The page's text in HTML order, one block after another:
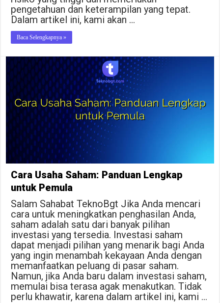
pengetahuan dan keterampilan yang tepat.
Dalam artikel ini, kami akan …
Baca Selengkapnya »
Cara Usaha Saham: Panduan Lengkap
untuk Pemula
Salam Sahabat TeknoBgt Jika Anda mencari
cara untuk meningkatkan penghasilan Anda,
saham adalah satu dari banyak pilihan
investasi yang tersedia. Investasi saham
dapat menjadi pilihan yang menarik bagi Anda
yang ingin menambah kekayaan Anda dengan
memanfaatkan peluang di pasar saham.
Namun, jika Anda baru dalam investasi saham,
memulai bisa terasa agak menakutkan. Tidak
perlu khawatir, karena dalam artikel ini, kami …